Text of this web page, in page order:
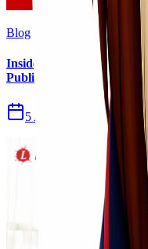
Blog
Insiden Kebakaran KM
Publik
5 Agu 2026